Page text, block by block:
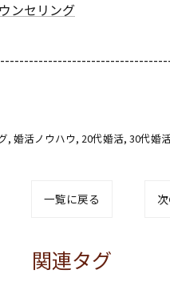
ンセリング
婚活ノウハウ 20代婚活 30代婚
一覧に戻る
関連タグ